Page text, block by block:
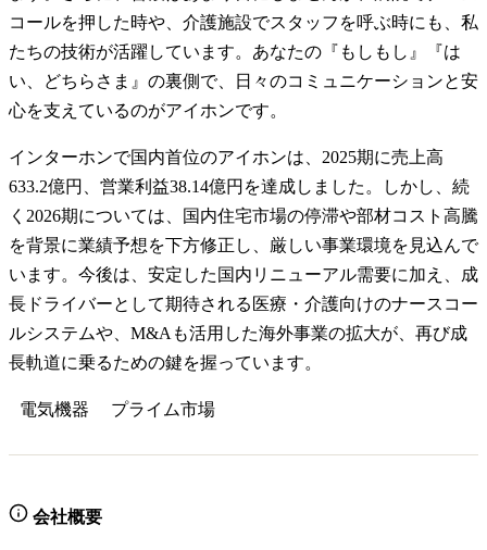
コールを押した時や、介護施設でスタッフを呼ぶ時にも、私
たちの技術が活躍しています。あなたの『もしもし』『は
い、どちらさま』の裏側で、日々のコミュニケーションと安
心を支えているのがアイホンです。
インターホンで国内首位のアイホンは、2025期に売上高
633.2億円、営業利益38.14億円を達成しました。しかし、続
く2026期については、国内住宅市場の停滞や部材コスト高騰
を背景に業績予想を下方修正し、厳しい事業環境を見込んで
います。今後は、安定した国内リニューアル需要に加え、成
長ドライバーとして期待される医療・介護向けのナースコー
ルシステムや、M&Aも活用した海外事業の拡大が、再び成
長軌道に乗るための鍵を握っています。
電気機器 プライム市場
会社概要